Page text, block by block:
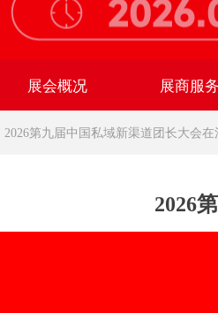
展会概况 展商服务
2026第九届中国私域新渠道团长大会在
2026